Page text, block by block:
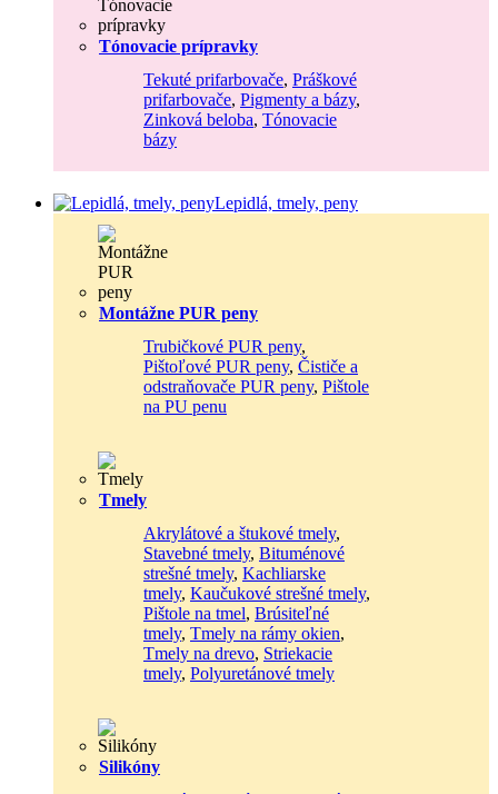
Tónovacie prípravky
Tekuté prifarbovače, Práškové
prifarbovače, Pigmenty a bázy,
Zinková beloba, Tónovacie
bázy
Lepidlá, tmely, peny
Montážne PUR peny
Trubičkové PUR peny,
Pištoľové PUR peny, Čističe a
odstraňovače PUR peny, Pištole
na PU penu
Tmely
Akrylátové a štukové tmely,
Stavebné tmely, Bituménové
strešné tmely, Kachliarske
tmely, Kaučukové strešné tmely,
Pištole na tmel, Brúsiteľné
tmely, Tmely na rámy okien,
Tmely na drevo, Striekacie
tmely, Polyuretánové tmely
Silikóny